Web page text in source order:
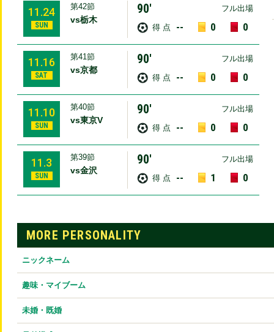
11.24
SUN
第42節
vs栃木
90′ フル出場
得 点 -- 0 0
11.16
SAT
第41節
vs京都
90′ フル出場
得 点 -- 0 0
11.10
SUN
第40節
vs東京V
90′ フル出場
得 点 -- 0 0
11.3
SUN
第39節
vs金沢
90′ フル出場
得 点 -- 1 0
MORE PERSONALITY
ニックネーム
趣味・マイブーム
未婚・既婚